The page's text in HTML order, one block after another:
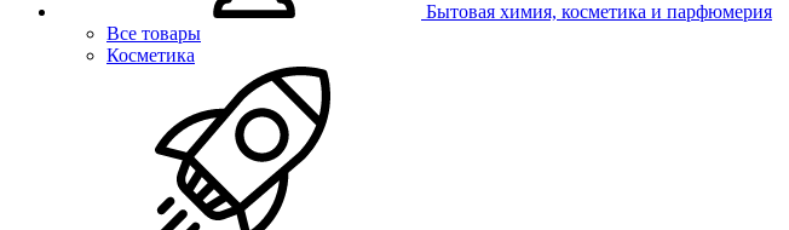
Бытовая химия, косметика и парфюмерия
Все товары
Косметика